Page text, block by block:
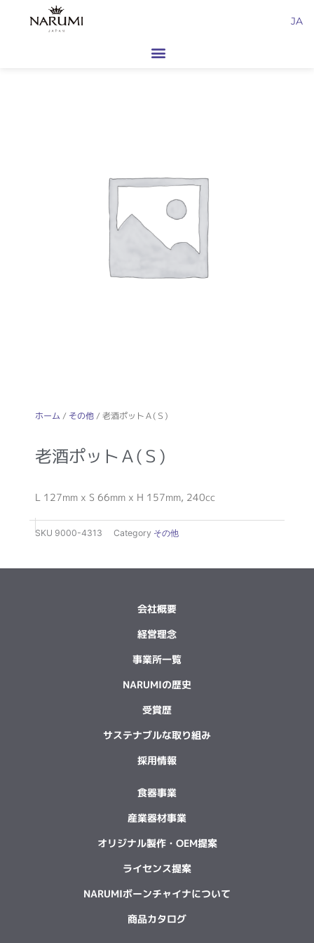
JA
ホーム / その他/ 老酒ポットＡ(Ｓ)
老酒ポットＡ(Ｓ)
L 127mm x S 66mm x H 157mm, 240cc
SKU 9000-4313 Category その他
会社概要
経営理念
事業所一覧
NARUMIの歴史
受賞歴
サステナブルな取り組み
採用情報
食器事業
産業器材事業
オリジナル製作・OEM提案
ライセンス提案
NARUMIボーンチャイナについて
商品カタログ